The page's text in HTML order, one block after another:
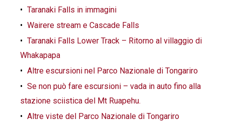
Taranaki Falls in immagini
Wairere stream e Cascade Falls
Taranaki Falls Lower Track – Ritorno al villaggio di
Whakapapa
Altre escursioni nel Parco Nazionale di Tongariro
Se non può fare escursioni – vada in auto fino alla
stazione sciistica del Mt Ruapehu.
Altre viste del Parco Nazionale di Tongariro